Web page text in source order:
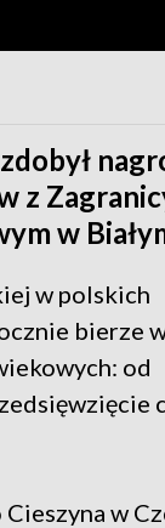
z
w
w polskich
bierze
od
w